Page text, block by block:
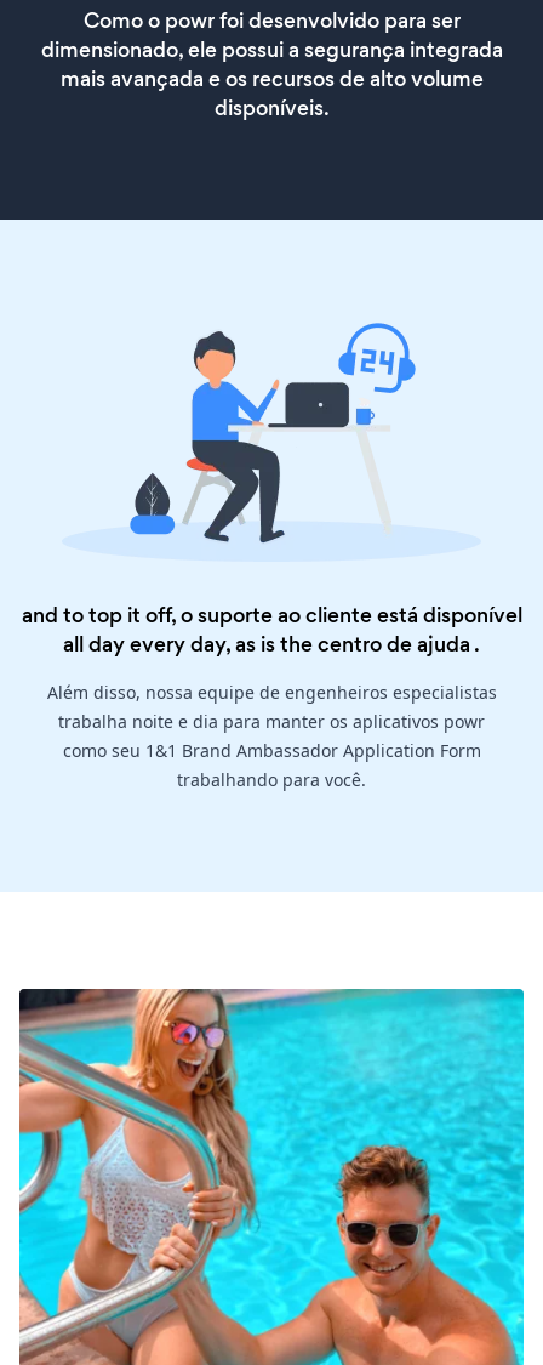
Como o powr foi desenvolvido para ser
dimensionado, ele possui a segurança integrada
mais avançada e os recursos de alto volume
disponíveis.
and to top it off, o suporte ao cliente está disponível
all day every day, as is thecentro de ajuda .
Além disso, nossa equipe de engenheiros especialistas
trabalha noite e dia para manter os aplicativos powr
como seu 1&1 Brand Ambassador Application Form
trabalhando para você.